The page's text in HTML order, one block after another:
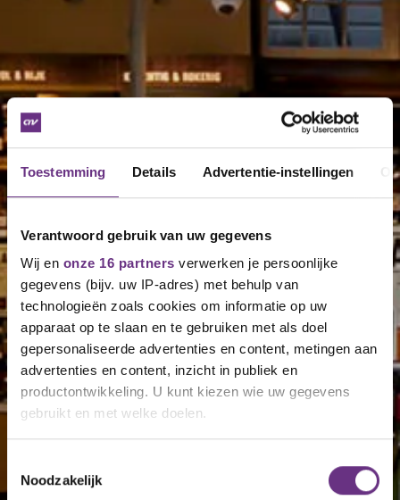
Toestemming Details Advertentie-instellingen
Verantwoord gebruik van uw gegevens
Wij en onze 16 partners verwerken je persoonlijke
gegevens (bijv. uw IP-adres) met behulp van
technologieën zoals cookies om informatie op uw
apparaat op te slaan en te gebruiken met als doel
gepersonaliseerde advertenties en content, metingen aan
advertenties en content, inzicht in publiek en
productontwikkeling. U kunt kiezen wie uw gegevens
gebruikt en met welke doelen.
Informatie verzamelen over uw geografische
Noodzakelijk